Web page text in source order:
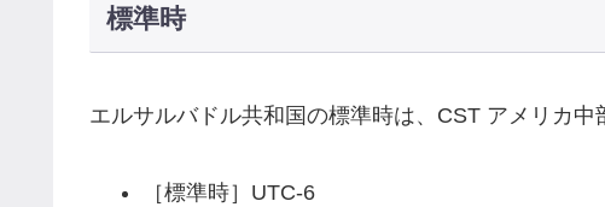
標準時
エルサルバドル共和国の標準時は、CST アメリカ中
［標準時］UTC-6